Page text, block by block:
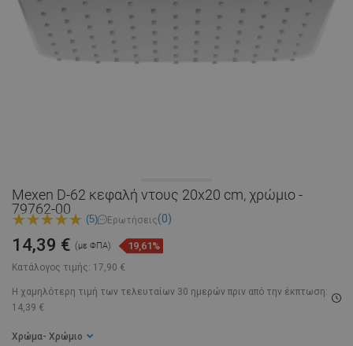
Mexen D-62 κεφαλή ντους 20x20 cm, χρώμιο -
79762-00
(5) Ερωτήσεις(0)
Κατάλογος τιμής: 17,90 €
14,39 € (με ΦΠΑ) 19,61%
Η χαμηλότερη τιμή των τελευταίων 30 ημερών πριν από την έκπτωση:
14,39 €
Χρώμα - Χρώμιο